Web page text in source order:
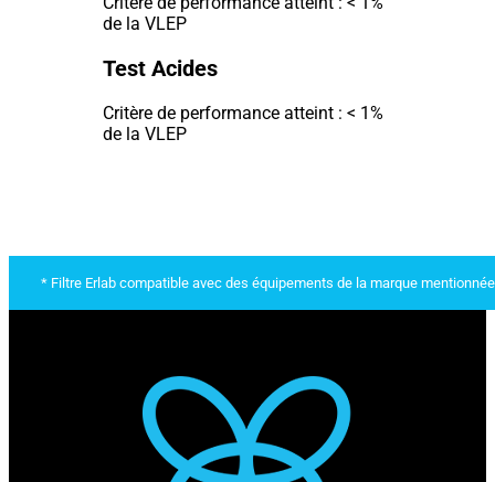
de la VLEP
Test Acides
Critère de performance atteint : < 1%
de la VLEP
* Filtre Erlab compatible avec des équipements de la marque